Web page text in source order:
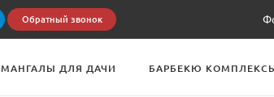
Обратный звонок
МАНГАЛЫ ДЛЯ ДАЧИ БАРБЕКЮ